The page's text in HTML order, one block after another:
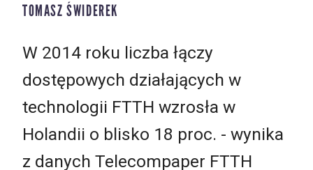
TOMASZ ŚWIDEREK
W 2014 roku liczba łączy
dostępowych działających w
technologii FTTH wzrosła w
Holandii o blisko 18 proc. - wynika
z danych Telecompaper FTTH